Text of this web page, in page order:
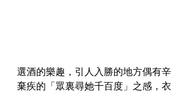
選酒的樂趣，引人入勝的地方偶有辛
棄疾的「眾裏尋她千百度」之感，衣